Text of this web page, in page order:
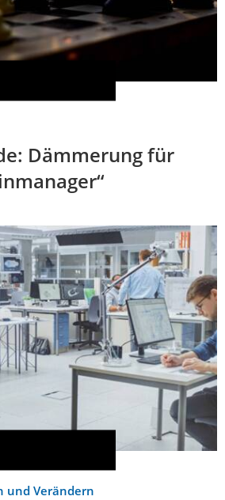
Dämmerung für
und Verändern